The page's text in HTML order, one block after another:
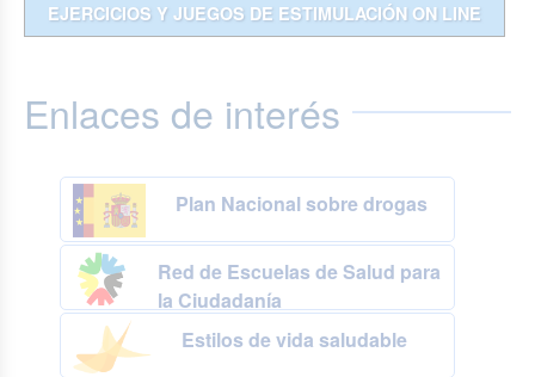
EJERCICIOS Y JUEGOS DE ESTIMULACIÓN ON LINE
Enlaces de interés
Plan Nacional sobre drogas
Red de Escuelas de Salud para
la Ciudadanía
Estilos de vida saludable